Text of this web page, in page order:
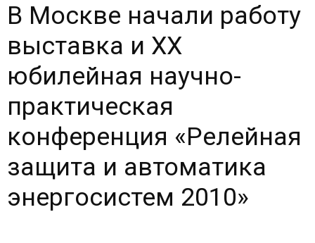
В Москве начали работу
выставка и ХХ
юбилейная научно-
практическая
конференция «Релейная
защита и автоматика
энергосистем 2010»